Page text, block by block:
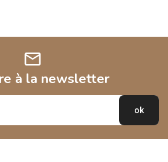
mail
à la newsletter